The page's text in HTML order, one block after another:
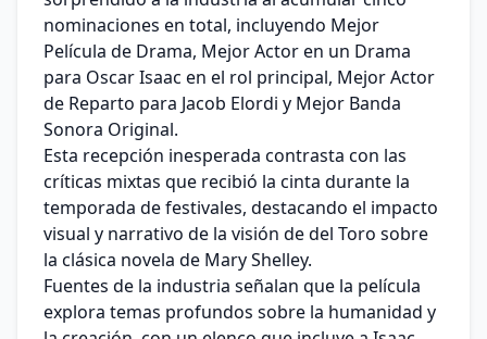
nominaciones en total, incluyendo Mejor
Película de Drama, Mejor Actor en un Drama
para Oscar Isaac en el rol principal, Mejor Actor
de Reparto para Jacob Elordi y Mejor Banda
Sonora Original.
Esta recepción inesperada contrasta con las
críticas mixtas que recibió la cinta durante la
temporada de festivales, destacando el impacto
visual y narrativo de la visión de del Toro sobre
la clásica novela de Mary Shelley.
Fuentes de la industria señalan que la película
explora temas profundos sobre la humanidad y